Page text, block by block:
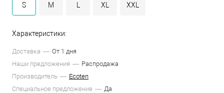
S M XL XXL
Характеристики:
Доставка
От 1 дня
Наши предложения
Распродажа
Производитель
Ecoten
Специальное предложение
Да